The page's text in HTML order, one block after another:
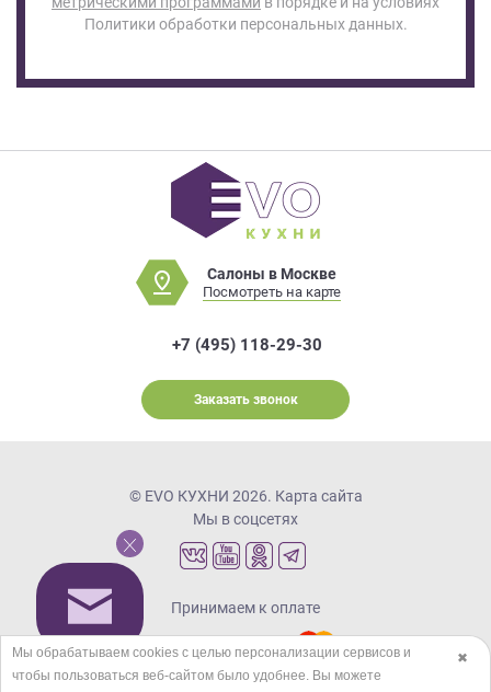
Политики обработки персональных данных.
Салоны в Москве
Посмотреть на карте
+7 (495) 118-29-30
Заказать звонок
© EVO КУХНИ 2026. Карта сайта
Мы в соцсетях
Принимаем к оплате
✖
Мы обрабатываем cookies с целью персонализации сервисов и
чтобы пользоваться веб-сайтом было удобнее. Вы можете